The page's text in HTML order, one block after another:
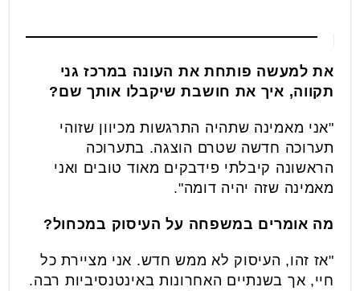
את למעשה פותחת את העונה במרכז גני
תקווה, איך את חושבת שיקבלו אותך שם?
"אני מאמינה שתהיה התרגשות מכיוון שזוהי
תערוכה חדשה שטרם הוצגה. בתערוכה
הראשונה קיבלתי פידבקים מאוד טובים ואני
מאמינה שזה יהיה דומה".
מה אומרים במשפחה על העיסוק במכחול?
"אז זהו, העיסוק לא ממש חדש. אני מציירת כל
חיי, אך בשנתיים האחרונות באינטנסיביות רבה.